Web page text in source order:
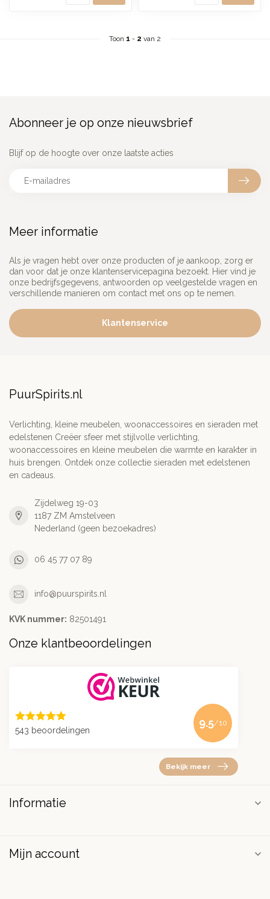
Toon 1 - 2 van 2
Meer informatie
Als je vragen hebt over onze producten of je aankoop, zorg er
dan voor dat je onze klantenservicepagina bezoekt. Hier vind je
onze bedrijfsgegevens, antwoorden op veelgestelde vragen en
verschillende manieren om contact met ons op te nemen.
Klantenservice
Abonneer je op onze nieuwsbrief
Blijf op de hoogte over onze laatste acties
PuurSpirits.nl
Verlichting, kleine meubelen, woonaccessoires en sieraden met
edelstenen Creëer sfeer met stijlvolle verlichting,
woonaccessoires en kleine meubelen die warmte en karakter in
huis brengen. Ontdek onze collectie sieraden met edelstenen
en cadeaus.
Zijdelweg 19-03
1187 ZM Amstelveen
Nederland (geen bezoekadres)
06 45 77 07 89
info@puurspirits.nl
KVK nummer: 82501491
Onze klantbeoordelingen
543 beoordelingen
9.5/10
Bekijk meer
Informatie
Mijn account